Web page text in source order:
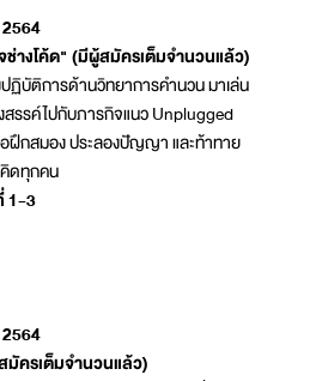
างโค้ด" (มีผู้สมัครเต็มจำนวนแล้ว)
ฏิบัติการด้านวิทยาการคำนวน มาเล่น
สรรค์ไปกับภารกิจแนว Unplugged
ฝึกสมอง ประลองปัญญา และท้าทาย
คิดทุกคน
1-3
ครเต็มจำนวนแล้ว)